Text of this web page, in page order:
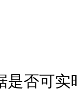
是否可